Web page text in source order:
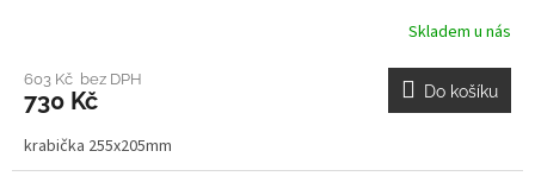
Skladem u nás
603 Kč bez DPH
730 Kč Do košíku
krabička 255x205mm